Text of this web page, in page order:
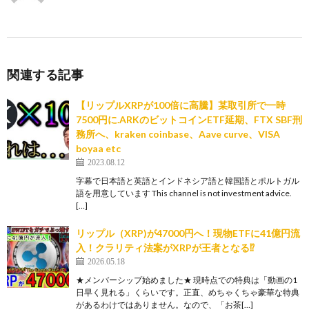
関連する記事
【リップルXRPが100倍に高騰】某取引所で一時
7500円に.ARKのビットコインETF延期、FTX SBF刑
務所へ、kraken coinbase、Aave curve、VISA
boyaa etc
2023.08.12
字幕で日本語と英語とインドネシア語と韓国語とポルトガル
語を用意しています This channel is not investment advice.
[…]
リップル（XRP)が47000円へ！現物ETFに41億円流
入！クラリティ法案がXRPが王者となる⁉
2026.05.18
★メンバーシップ始めました★ 現時点での特典は「動画の1
日早く見れる」くらいです。正直、めちゃくちゃ豪華な特典
があるわけではありません。なので、「お茶[…]